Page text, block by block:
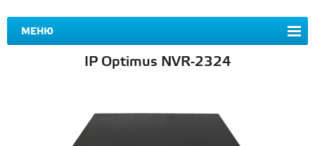
МЕНЮ
IP Optimus NVR-2324